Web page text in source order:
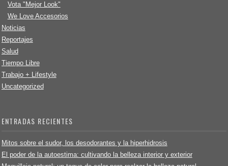
Vota "Mejor Look"
We Love Accesorios
Noticias
Reportajes
Salud
Tiempo Libre
Trabajo + Lifestyle
Uncategorized
ENTRADAS RECIENTES
Mitos sobre el sudor, los desodorantes y la hiperhidrosis
El poder de la autoestima: cultivando la belleza interior y exterior